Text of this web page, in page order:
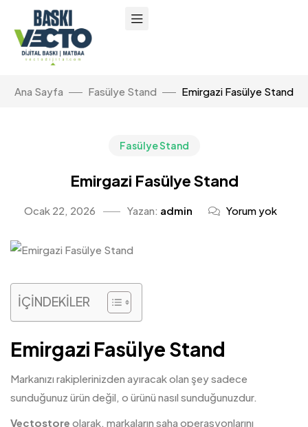
Ana Sayfa Fasülye Stand Emirgazi Fasülye Stand
Fasülye Stand
Emirgazi Fasülye Stand
Ocak 22, 2026 Yazan: admin Yorum yok
İÇİNDEKİLER
Emirgazi Fasülye Stand
Markanızı rakiplerinizden ayıracak olan şey sadece
sunduğunuz ürün değil, o ürünü nasıl sunduğunuzdur.
Vectostore olarak, markaların saha operasyonlarını